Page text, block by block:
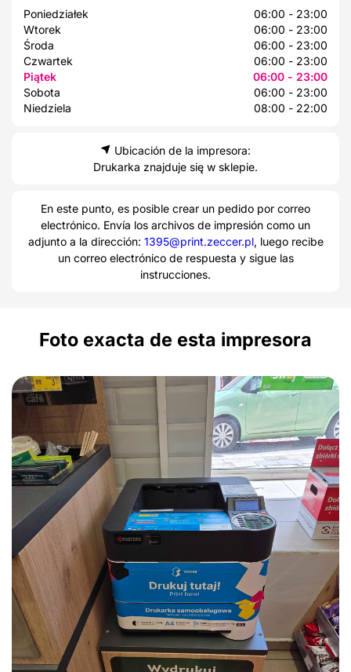
Poniedziałek
06:00 - 23:00
Wtorek
06:00 - 23:00
Środa
06:00 - 23:00
Czwartek
06:00 - 23:00
Piątek
06:00 - 23:00
Sobota
06:00 - 23:00
Niedziela
08:00 - 22:00
Ubicación de la impresora:
Drukarka znajduje się w sklepie.
En este punto, es posible crear un pedido por correo
electrónico. Envía los archivos de impresión como un
adjunto a la dirección: 1395@print.zeccer.pl, luego recibe
un correo electrónico de respuesta y sigue las
instrucciones.
Foto exacta de esta impresora